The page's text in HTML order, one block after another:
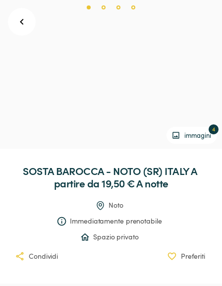
immagini
4
SOSTABAROCCA- NOTO (SR) ITALY A
partire da 19,50 € A notte
Noto
Immediatamente prenotabile
Spazio privato
Condividi Preferiti